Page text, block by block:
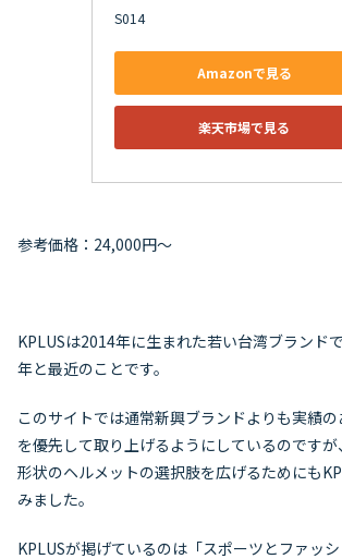
S014
Amazonで見る
楽天市場で見る
参考価格：24,000円～
KPLUSは2014年に生まれた若い台湾ブランド
年と最近のことです。
このサイトでは通常新興ブランドよりも実績
を優先して取り上げるようにしているのですが
形状のヘルメットの選択肢を広げるためにも
みました。
KPLUSが掲げているのは「スポーツとファッ